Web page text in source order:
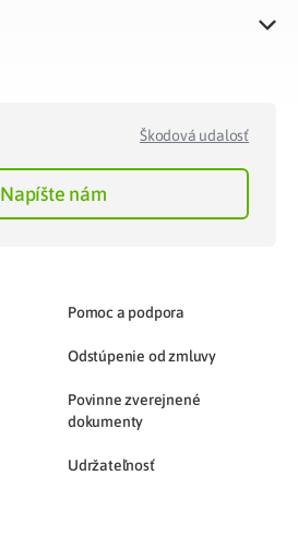
Škodová udalosť
Napíšte nám
Pomoc a podpora
Odstúpenie od zmluvy
Povinne zverejnené
dokumenty
Udržateľnosť